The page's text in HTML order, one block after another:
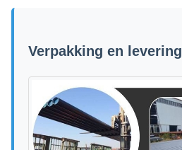
Verpakking en levering